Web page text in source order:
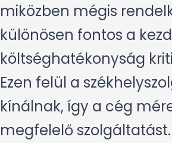
miközben mégis
különösen fontos a
költséghatékonyság
Ezen felül a
kínálnak, így a cég
megfelelő